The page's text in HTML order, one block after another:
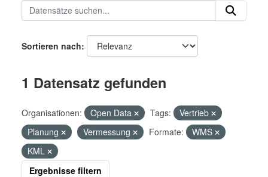
Sortieren nach
1 Datensatz gefunden
Organisationen: Open Data Tags:
Vertrieb
Planung
Vermessung Formate:
WMS
KML
Ergebnisse filtern